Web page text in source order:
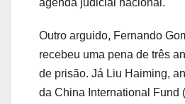
agenda judicial nacional.
Outro arguido, Fernando
recebeu uma pena de três
de prisão. Já Liu Haiming,
da China International Fund